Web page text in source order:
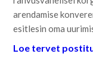
arendamise
esitlesin oma
Loe tervet